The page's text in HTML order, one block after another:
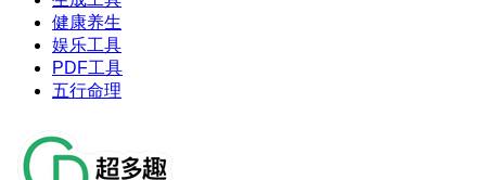
健康养生
娱乐工具
PDF工具
五行命理